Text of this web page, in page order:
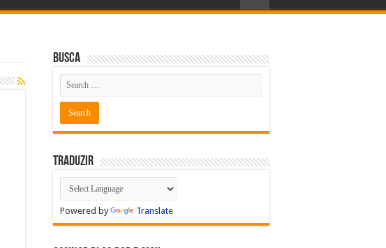
Busca
Traduzir
Powered by Translate